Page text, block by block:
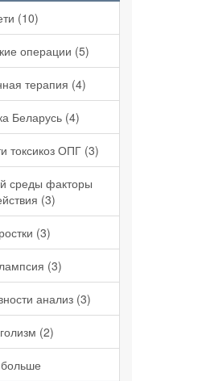
(10)
операции (5)
терапия (4)
Беларусь (4)
токсикоз ОПГ (3)
среды факторы
(3)
(3)
(3)
анализ (3)
(2)